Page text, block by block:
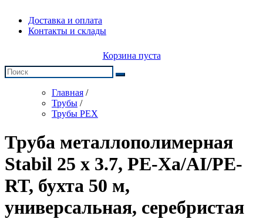
Доставка и оплата
Контакты и склады
Корзина пуста
Главная /
Трубы /
Трубы PEX
Труба металлополимерная
Stabil 25 х 3.7, PE-Xa/AI/PE-
RT, бухта 50 м,
универсальная, серебристая